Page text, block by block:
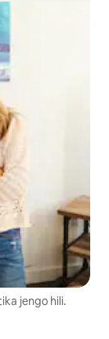
jengo hili.